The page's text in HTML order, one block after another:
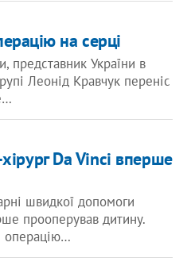
на серці
представник України в
Леонід Кравчук переніс
Da Vinci вперше
швидкої допомоги
прооперував дитину.
операцію…